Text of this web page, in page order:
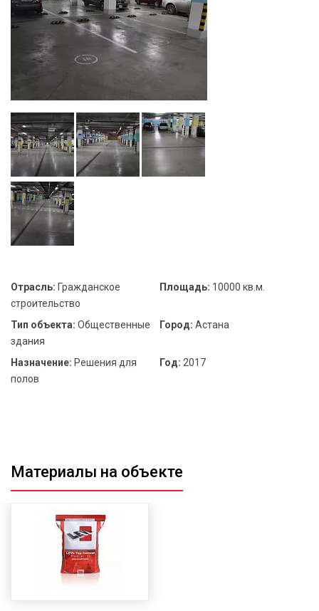
Отрасль: Гражданское
строительство
Площадь: 10000 кв.м.
Тип объекта: Общественные
здания
Город: Астана
Назначение: Решения для
полов
Год: 2017
Материалы на объекте